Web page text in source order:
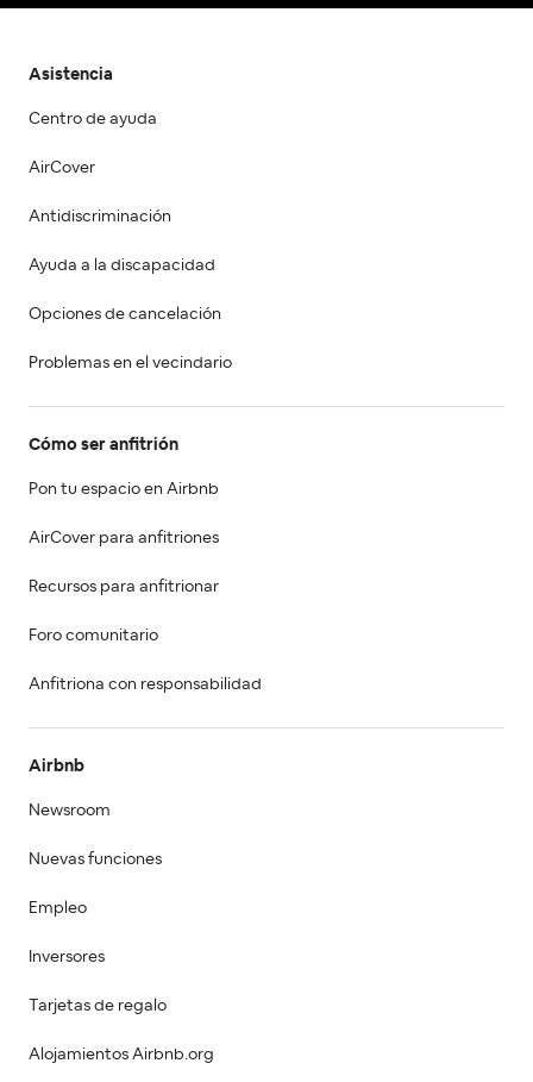
Asistencia
Centro de ayuda
AirCover
Antidiscriminación
Ayuda a la discapacidad
Opciones de cancelación
Problemas en el vecindario
Cómo ser anfitrión
Pon tu espacio en Airbnb
AirCover para anfitriones
Recursos para anfitrionar
Foro comunitario
Anfitriona con responsabilidad
Airbnb
Newsroom
Nuevas funciones
Empleo
Inversores
Tarjetas de regalo
Alojamientos Airbnb.org